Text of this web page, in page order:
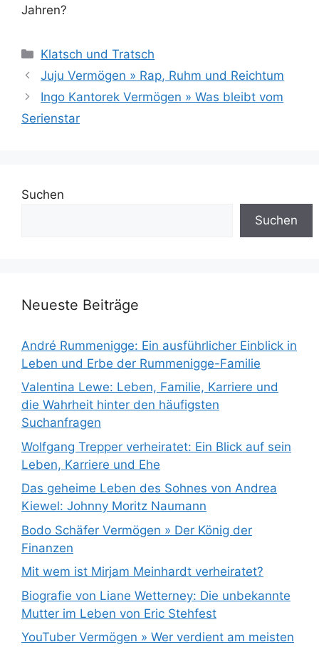
Jahren?
Kategorien
Klatsch und Tratsch
Juju Vermögen » Rap, Ruhm und Reichtum
Ingo Kantorek Vermögen » Was bleibt vom
Serienstar
Suchen
Suchen
Neueste Beiträge
André Rummenigge: Ein ausführlicher Einblick in
Leben und Erbe der Rummenigge-Familie
Valentina Lewe: Leben, Familie, Karriere und
die Wahrheit hinter den häufigsten
Suchanfragen
Wolfgang Trepper verheiratet: Ein Blick auf sein
Leben, Karriere und Ehe
Das geheime Leben des Sohnes von Andrea
Kiewel: Johnny Moritz Naumann
Bodo Schäfer Vermögen » Der König der
Finanzen
Mit wem ist Mirjam Meinhardt verheiratet?
Biografie von Liane Wetterney: Die unbekannte
Mutter im Leben von Eric Stehfest
YouTuber Vermögen » Wer verdient am meisten